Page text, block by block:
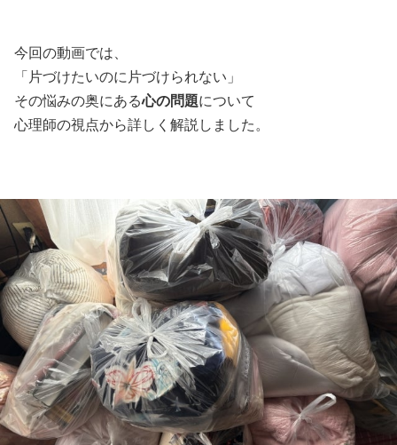
今回の動画では、
「片づけたいのに片づけられない」
その悩みの奥にある心の問題について
心理師の視点から詳しく解説しました。